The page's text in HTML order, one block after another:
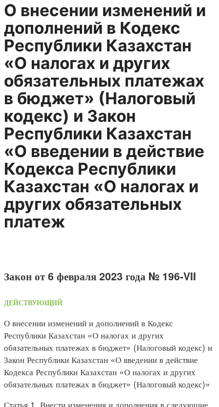
О внесении изменений и
дополнений в Кодекс
Республики Казахстан
«О налогах и других
обязательных платежах
в бюджет» (Налоговый
кодекс) и Закон
Республики Казахстан
«О введении в действие
Кодекса Республики
Казахстан «О налогах и
других обязательных
платеж
Закон от 6 февраля 2023 года № 196-VII
ДЕЙСТВУЮЩИЙ
О внесении изменений и дополнений в Кодекс
Республики Казахстан «О налогах и других
обязательных платежах в бюджет» (Налоговый кодекс) и
Закон Республики Казахстан «О введении в действие
Кодекса Республики Казахстан «О налогах и других
обязательных платежах в бюджет» (Налоговый кодекс)»
Статья 1. Внести изменения и дополнения в следующие